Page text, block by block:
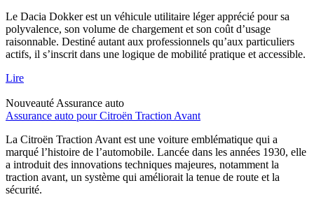
Le Dacia Dokker est un véhicule utilitaire léger apprécié pour sa
polyvalence, son volume de chargement et son coût d’usage
raisonnable. Destiné autant aux professionnels qu’aux particuliers
actifs, il s’inscrit dans une logique de mobilité pratique et accessible.
Lire
Nouveauté Assurance auto
Assurance auto pour Citroën Traction Avant
La Citroën Traction Avant est une voiture emblématique qui a
marqué l’histoire de l’automobile. Lancée dans les années 1930, elle
a introduit des innovations techniques majeures, notamment la
traction avant, un système qui améliorait la tenue de route et la
sécurité.